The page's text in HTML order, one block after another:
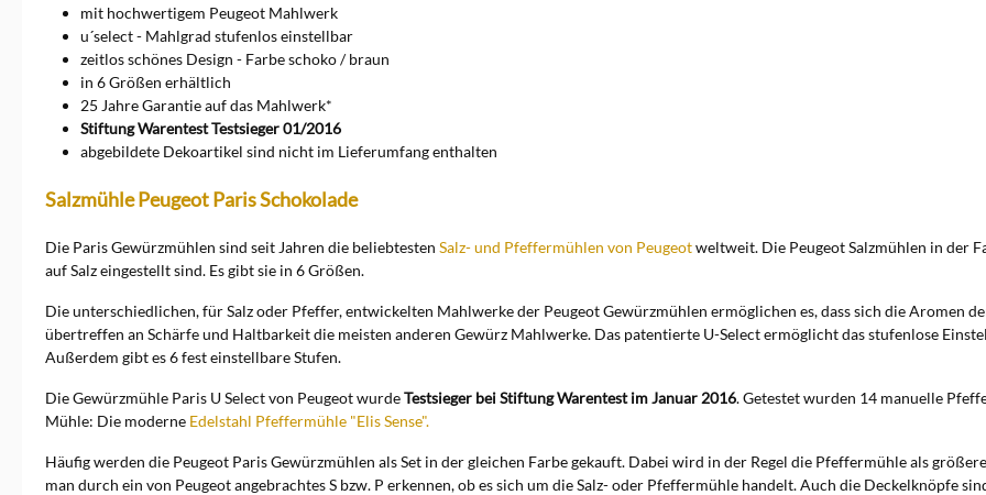
mit hochwertigem Peugeot Mahlwerk
u´select - Mahlgrad stufenlos einstellbar
zeitlos schönes Design - Farbe schoko / braun
in 6 Größen erhältlich
25 Jahre Garantie auf das Mahlwerk*
Stiftung Warentest Testsieger 01/2016
abgebildete Dekoartikel sind nicht im Lieferumfang enthalten
Salzmühle Peugeot Paris Schokolade
Die Paris Gewürzmühlen sind seit Jahren die beliebtesten Salz- und Pfeffermühlen von Peugeotweltweit. Die Peugeot Salzmühlen in der
auf Salz eingestellt sind. Es gibt sie in 6 Größen.
Die unterschiedlichen, für Salz oder Pfeffer, entwickelten Mahlwerke der Peugeot Gewürzmühlen ermöglichen es, dass sich die Aromen
übertreffen an Schärfe und Haltbarkeit die meisten anderen Gewürz Mahlwerke. Das patentierte U-Select ermöglicht das stufenlose
Außerdem gibt es 6 fest einstellbare Stufen.
Die Gewürzmühle Paris U Select von Peugeot wurdeTestsieger bei Stiftung Warentest im Januar 2016. Getestet wurden 14 manuelle
Mühle: Die moderne Edelstahl Pfeffermühle "Elis Sense".
Häufig werden die Peugeot Paris Gewürzmühlen als Set in der gleichen Farbe gekauft. Dabei wird in der Regel die Pfeffermühle als
man durch ein von Peugeot angebrachtes S bzw. P erkennen, ob es sich um die Salz- oder Pfeffermühle handelt.Auch die Deckelknöpfe